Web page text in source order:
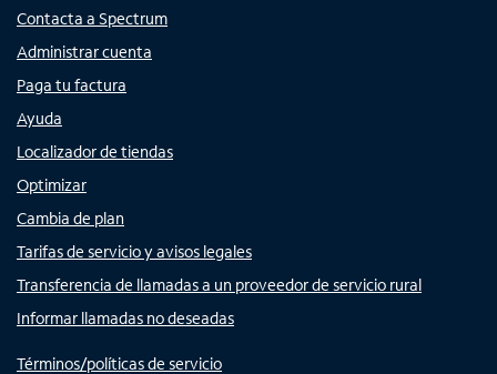
Contacta a Spectrum
Administrar cuenta
Paga tu factura
Ayuda
Localizador de tiendas
Optimizar
Cambia de plan
Tarifas de servicio y avisos legales
Transferencia de llamadas a un proveedor de servicio rural
Informar llamadas no deseadas
Términos/políticas de servicio